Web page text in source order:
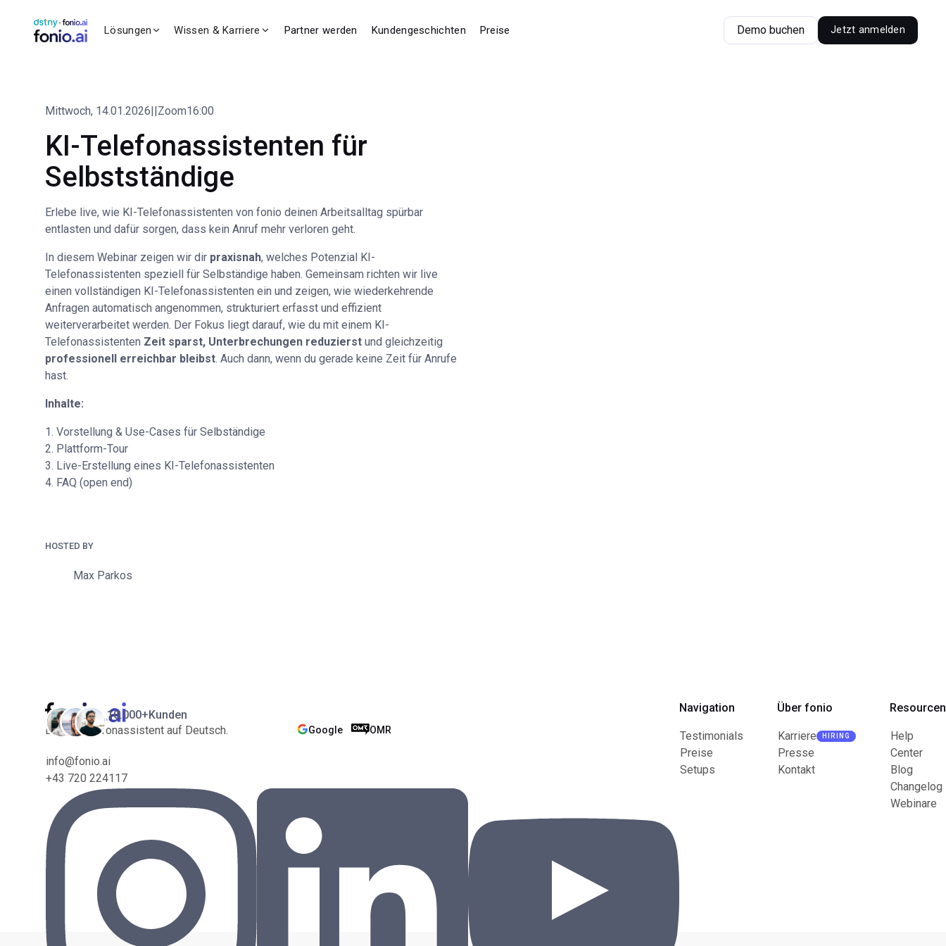
Lösungen Wissen & Karriere Partner werden Kundengeschichten Preise Demo buchen Jetzt anmelden
Mittwoch, 14.01.2026||Zoom16:00
KI-Telefonassistenten für
Selbstständige
Erlebe live, wie KI-Telefonassistenten von fonio deinen Arbeitsalltag spürbar
entlasten und dafür sorgen, dass kein Anruf mehr verloren geht.
In diesem Webinar zeigen wir dir praxisnah, welches Potenzial KI-
Telefonassistenten speziell für Selbständige haben. Gemeinsam richten wir live
einen vollständigen KI-Telefonassistenten ein und zeigen, wie wiederkehrende
Anfragen automatisch angenommen, strukturiert erfasst und effizient
weiterverarbeitet werden. Der Fokus liegt darauf, wie du mit einem KI-
Telefonassistenten Zeit sparst, Unterbrechungen reduzierst und gleichzeitig
professionell erreichbar bleibst. Auch dann, wenn du gerade keine Zeit für Anrufe
hast.
Inhalte:
1. Vorstellung & Use-Cases für Selbständige
2. Plattform-Tour
3. Live-Erstellung eines KI-Telefonassistenten
4. FAQ (open end)
HOSTED BY
Max Parkos
Der KI-Telefonassistent auf Deutsch.
info@fonio.ai
+43 720 224117
Navigation
Testimonials
Preise
Setups
Über fonio
Karriere HIRING
Presse
Kontakt
Resourcen
Help
Center
Blog
Changelog
Webinare
10.000+Kunden
Google OMR